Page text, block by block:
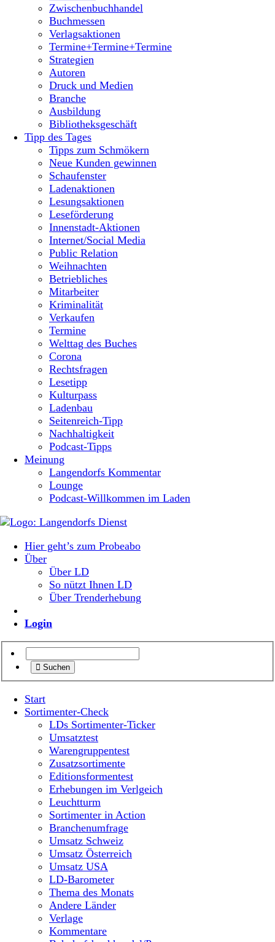
Zwischenbuchhandel
Buchmessen
Verlagsaktionen
Termine+Termine+Termine
Strategien
Autoren
Druck und Medien
Branche
Ausbildung
Bibliotheksgeschäft
Tipp des Tages
Tipps zum Schmökern
Neue Kunden gewinnen
Schaufenster
Ladenaktionen
Lesungsaktionen
Leseförderung
Innenstadt-Aktionen
Internet/Social Media
Public Relation
Weihnachten
Betriebliches
Mitarbeiter
Kriminalität
Verkaufen
Termine
Welttag des Buches
Corona
Rechtsfragen
Lesetipp
Kulturpass
Ladenbau
Seitenreich-Tipp
Nachhaltigkeit
Podcast-Tipps
Meinung
Langendorfs Kommentar
Lounge
Podcast-Willkommen im Laden
Hier geht’s zum Probeabo
Über
Über LD
So nützt Ihnen LD
Über Trenderhebung
Login
Suchen
Start
Sortimenter-Check
LDs Sortimenter-Ticker
Umsatztest
Warengruppentest
Zusatzsortimente
Editionsformentest
Erhebungen im Verlgeich
Leuchtturm
Sortimenter in Action
Branchenumfrage
Umsatz Schweiz
Umsatz Österreich
Umsatz USA
LD-Barometer
Thema des Monats
Andere Länder
Verlage
Kommentare